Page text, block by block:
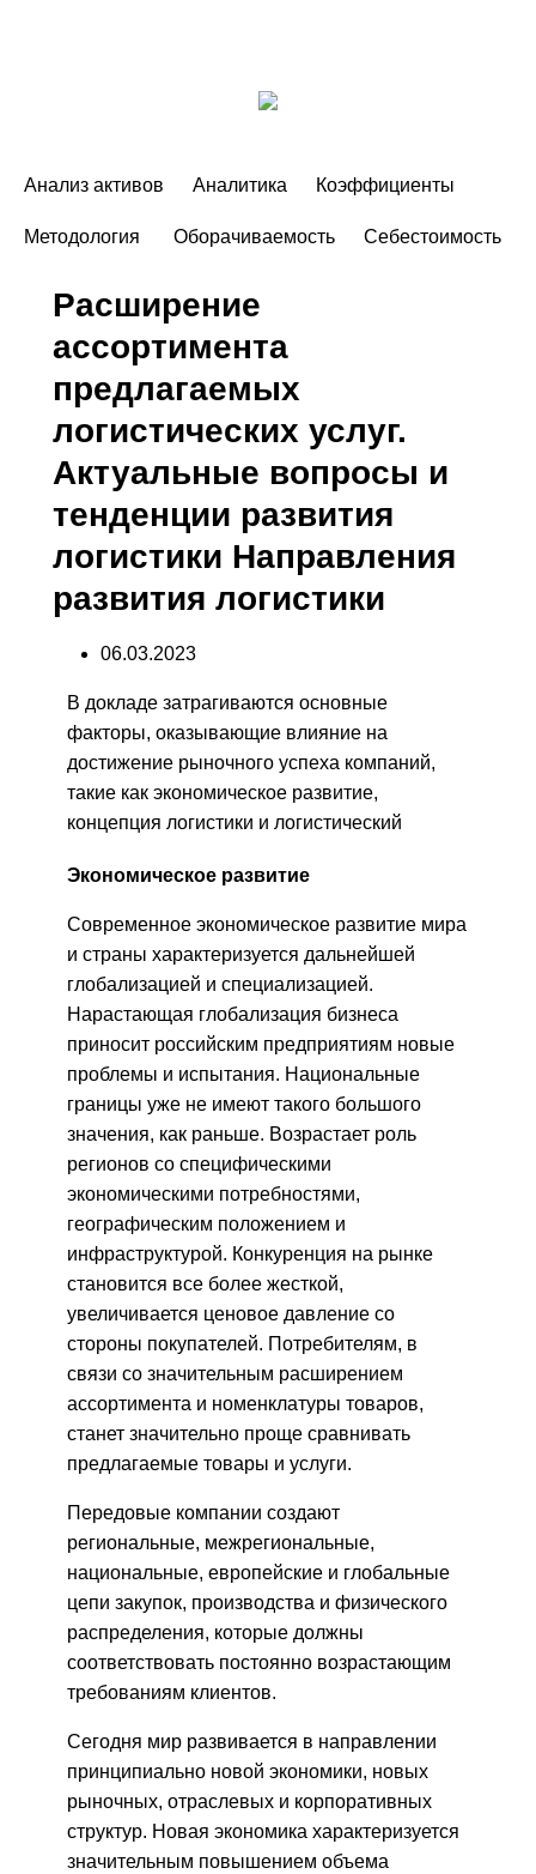
Анализ активов Аналитика Коэффициенты
Методология Оборачиваемость Себестоимость
Расширение
ассортимента
предлагаемых
логистических услуг.
Актуальные вопросы и
тенденции развития
логистики Направления
развития логистики
06.03.2023
В докладе затрагиваются основные
факторы, оказывающие влияние на
достижение рыночного успеха компаний,
такие как экономическое развитие,
концепция логистики и логистический
Экономическое развитие
Современное экономическое развитие мира
и страны характеризуется дальнейшей
глобализацией и специализацией.
Нарастающая глобализация бизнеса
приносит российским предприятиям новые
проблемы и испытания. Национальные
границы уже не имеют такого большого
значения, как раньше. Возрастает роль
регионов со специфическими
экономическими потребностями,
географическим положением и
инфраструктурой. Конкуренция на рынке
становится все более жесткой,
увеличивается ценовое давление со
стороны покупателей. Потребителям, в
связи со значительным расширением
ассортимента и номенклатуры товаров,
станет значительно проще сравнивать
предлагаемые товары и услуги.
Передовые компании создают
региональные, межрегиональные,
национальные, европейские и глобальные
цепи закупок, производства и физического
распределения, которые должны
соответствовать постоянно возрастающим
требованиям клиентов.
Сегодня мир развивается в направлении
принципиально новой экономики, новых
рыночных, отраслевых и корпоративных
структур. Новая экономика характеризуется
значительным повышением объема